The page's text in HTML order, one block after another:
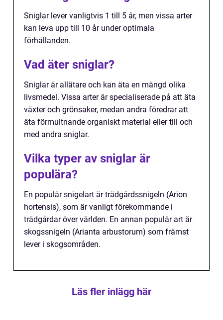
Sniglar lever vanligtvis 1 till 5 år, men vissa arter
kan leva upp till 10 år under optimala
förhållanden.
Vad äter sniglar?
Sniglar är allätare och kan äta en mängd olika
livsmedel. Vissa arter är specialiserade på att äta
växter och grönsaker, medan andra föredrar att
äta förmultnande organiskt material eller till och
med andra sniglar.
Vilka typer av sniglar är
populära?
En populär snigelart är trädgårdssnigeln (Arion
hortensis), som är vanligt förekommande i
trädgårdar över världen. En annan populär art är
skogssnigeln (Arianta arbustorum) som främst
lever i skogsområden.
Läs fler inlägg här